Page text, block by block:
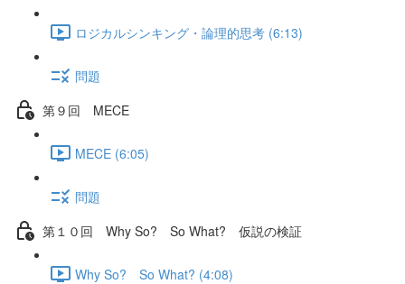
ロジカルシンキング・論理的思考 (6:13)
問題
第９回 MECE
MECE (6:05)
問題
第１０回 Why So? So What? 仮説の検証
Why So? So What? (4:08)